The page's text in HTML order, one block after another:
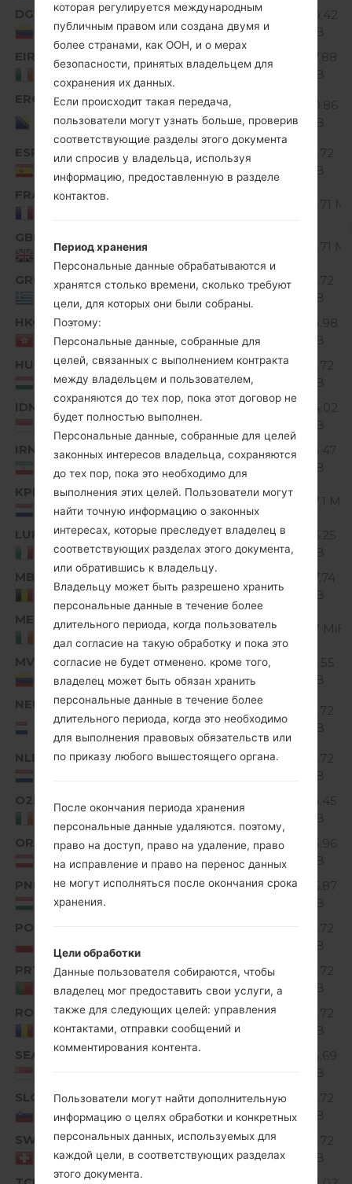
DGV
Venezuela
V10A_01.kdz
Unknown
120.42
MiB
EIR
Unknown
127.88
MiB
ERO
Bosnia and
Herzegovina
V10E_00.kdz
120.86
MiB
ESP
Spain
V10I_00.kdz
Unknown
121.72
MiB
FRA
121.71
GBR
United Kingdom
121.71
GRC
Greece
V10I_00.kdz
Unknown
121.72
MiB
HKG
HONG KONG
125.98
MiB
HUN
Hungary
V10I_00.kdz
Unknown
121.72
MiB
IDN
Indonesia
V10A_00.kdz
124.02
MiB
IRN
IRAN
V10H_00.kdz
Unknown
125.47
MiB
KPN
Netherlands
V10B_00.kdz
Unknown 127.1 MiB
LUP
Italy
V10A_00.kdz
Unknown
126.25
MiB
MBI
Belgium
V10C_00.kdz
Unknown
127.74
MiB
MET
Ireland
V10B_00.kdz
Unknown 127 MiB
MVN
Venezuela
V10A_01.kdz
Unknown
119.55
MiB
NEU
NEU/NORTHERN
EUROPE
Unknown
121.72
MiB
NLD
V10I_00.kdz
Unknown
121.72
MiB
O2I
Unknown
125.45
MiB
ORA
Austria
V10A_00.kdz
Unknown
125.96
MiB
PNN
Hungary
V10C_00.kdz
Unknown
126.87
MiB
POL
Poland
121.72
MiB
PRT
Portugal
V10I_00.kdz
Unknown
121.72
MiB
ROM
Romania
V10I_00.kdz
121.72
MiB
SEA
V10C_00.kdz
125.69
MiB
SLO
Slovenia
V10I_00.kdz
Unknown
121.72
MiB
SWS
Switzerland
V20B_00.kdz
Unknown
121.72
MiB
которая регулируется международным
публичным правом или создана двумя и
более странами, как ООН, и о мерах
безопасности, принятых владельцем для
сохранения их данных.
Если происходит такая передача,
пользователи могут узнать больше, проверив
соответствующие разделы этого документа
или спросив у владельца, используя
информацию, предоставленную в разделе
контактов.
Период хранения
Персональные данные обрабатываются и
хранятся столько времени, сколько требуют
цели, для которых они были собраны.
Поэтому:
Персональные данные, собранные для
целей, связанных с выполнением контракта
между владельцем и пользователем,
сохраняются до тех пор, пока этот договор не
будет полностью выполнен.
Персональные данные, собранные для целей
законных интересов владельца, сохраняются
до тех пор, пока это необходимо для
выполнения этих целей. Пользователи могут
найти точную информацию о законных
интересах, которые преследует владелец в
соответствующих разделах этого документа,
или обратившись к владельцу.
Владельцу может быть разрешено хранить
персональные данные в течение более
длительного периода, когда пользователь
дал согласие на такую обработку и пока это
согласие не будет отменено. кроме того,
владелец может быть обязан хранить
персональные данные в течение более
длительного периода, когда это необходимо
для выполнения правовых обязательств или
по приказу любого вышестоящего органа.
После окончания периода хранения
персональные данные удаляются. поэтому,
право на доступ, право на удаление, право
на исправление и право на перенос данных
не могут исполняться после окончания срока
хранения.
Цели обработки
Данные пользователя собираются, чтобы
владелец мог предоставить свои услуги, а
также для следующих целей: управления
контактами, отправки сообщений и
комментирования контента.
Пользователи могут найти дополнительную
информацию о целях обработки и конкретных
персональных данных, используемых для
каждой цели, в соответствующих разделах
этого документа.